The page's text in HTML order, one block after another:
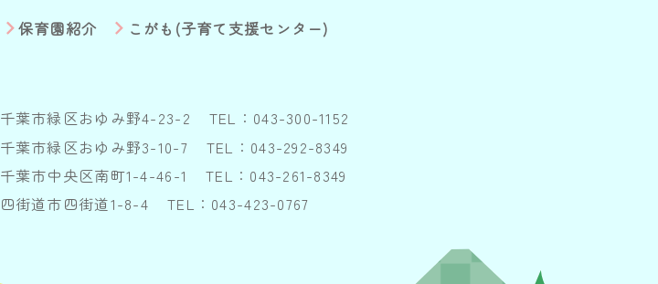
保育園紹介
こがも(子育て支援センター)
千葉市緑区おゆみ野4-23-2 TEL：043-300-1152
千葉市緑区おゆみ野3-10-7 TEL：043-292-8349
千葉市中央区南町1-4-46-1 TEL：043-261-8349
四街道市四街道1-8-4 TEL：043-423-0767